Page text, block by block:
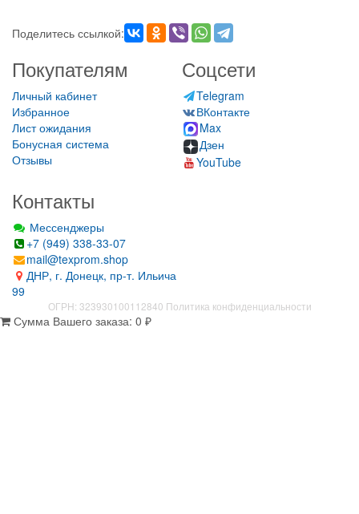
Поделитесь ссылкой:
Покупателям
Личный кабинет
Избранное
Лист ожидания
Бонусная система
Отзывы
Соцсети
Telegram
ВКонтакте
Max
Дзен
YouTube
Контакты
Мессенджеры
+7 (949) 338-33-07
mail@texprom.shop
ДНР, г. Донецк, пр-т. Ильича
99
ОГРН: 323930100112840 Политика конфиденциальности
Сумма Вашего заказа: 0 ₽